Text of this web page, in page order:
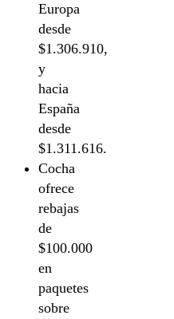
Europa
desde
$1.306.910,
y
hacia
España
desde
$1.311.616.
Cocha
ofrece
rebajas
de
$100.000
en
paquetes
sobre